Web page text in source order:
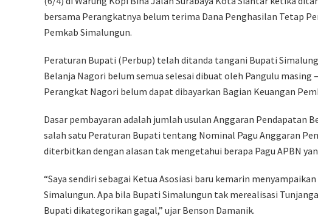
bersama Perangkatnya belum terima Dana Penghasilan Tetap
Pemkab Simalungun.
Peraturan Bupati (Perbup) telah ditanda tangani Bupati
Belanja Nagori belum semua selesai dibuat oleh Pangulu
Perangkat Nagori belum dapat dibayarkan Bagian Keuangan
Dasar pembayaran adalah jumlah usulan Anggaran Pendapatan
salah satu Peraturan Bupati tentang Nominal Pagu Anggaran
diterbitkan dengan alasan tak mengetahui berapa Pagu APBN
“Saya sendiri sebagai Ketua Asosiasi baru kemarin
Simalungun. Apa bila Bupati Simalungun tak merealisasi
Bupati dikategorikan gagal,” ujar Benson Damanik.